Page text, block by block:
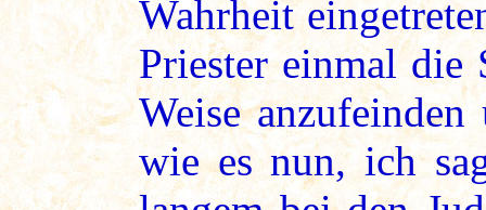
Wahrheit
Priester einmal die
Weise
wie es nun, ich